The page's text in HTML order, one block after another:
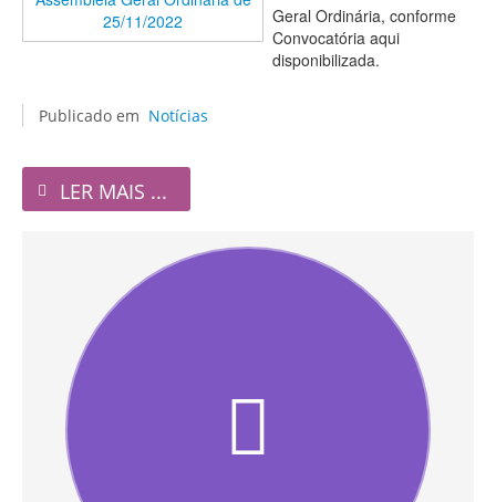
Geral Ordinária, conforme
Convocatória aqui
disponibilizada.
Publicado em Notícias
LER MAIS ...